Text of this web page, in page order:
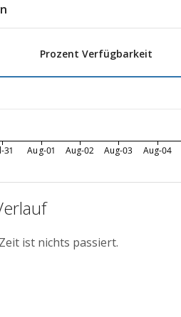
Prozent Verfügbarkeit
31 Aug-01 Aug-02 Aug-03 Aug-04
ist nichts passiert.